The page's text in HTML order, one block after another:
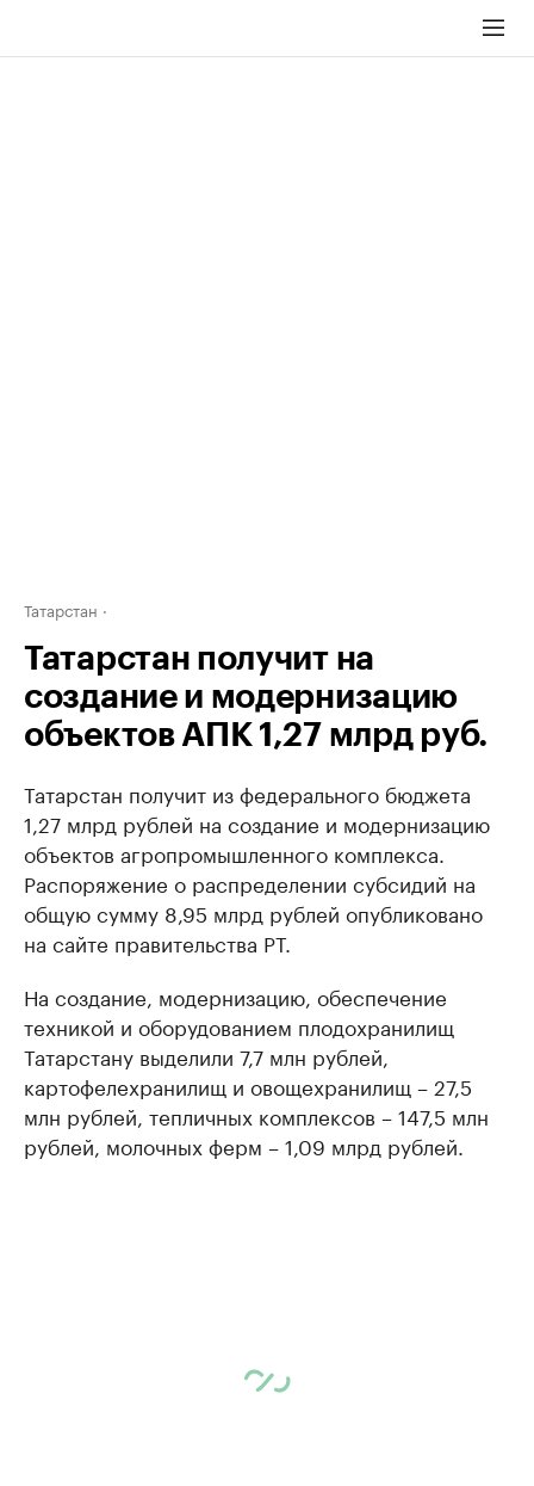
Татарстан
Татарстан получит на
создание и модернизацию
объектов АПК 1,27 млрд руб.
Татарстан получит из федерального бюджета
1,27 млрд рублей на создание и модернизацию
объектов агропромышленного комплекса.
Распоряжение о распределении субсидий на
общую сумму 8,95 млрд рублей опубликовано
на сайте правительства РТ.
На создание, модернизацию, обеспечение
техникой и оборудованием плодохранилищ
Татарстану выделили 7,7 млн рублей,
картофелехранилищ и овощехранилищ – 27,5
млн рублей, тепличных комплексов – 147,5 млн
рублей, молочных ферм – 1,09 млрд рублей.